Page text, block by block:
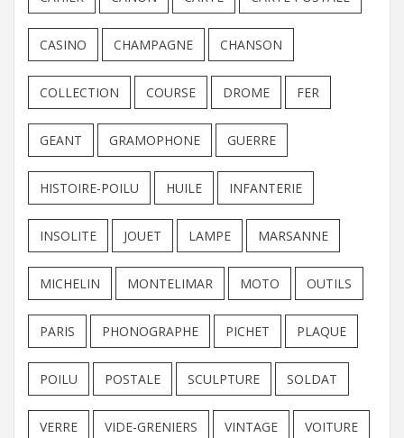
CASINO CHAMPAGNE CHANSON
COLLECTION COURSE DROME FER
GEANT GRAMOPHONE GUERRE
HISTOIRE-POILU HUILE INFANTERIE
INSOLITE JOUET LAMPE MARSANNE
MICHELIN MONTELIMAR MOTO OUTILS
PARIS PHONOGRAPHE PICHET PLAQUE
POILU POSTALE SCULPTURE SOLDAT
VERRE VIDE-GRENIERS VINTAGE VOITURE